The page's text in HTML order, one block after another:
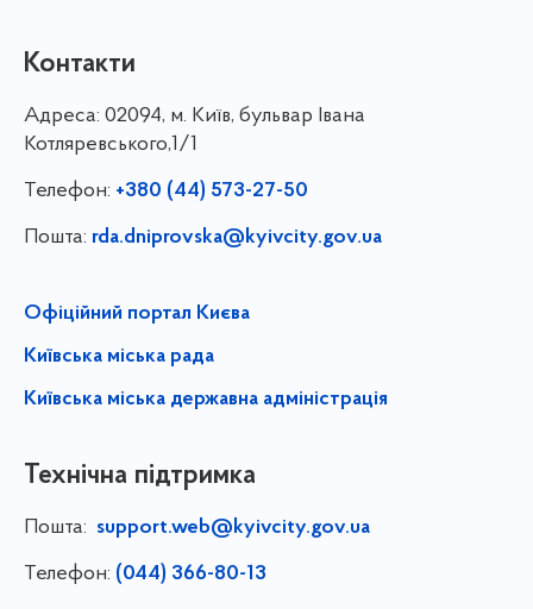
Контакти
Адреса: 02094, м. Київ, бульвар Івана
Котляревського,1/1
Телефон: +380 (44) 573-27-50
Пошта: rda.dniprovska@kyivcity.gov.ua
Офіційний портал Києва
Київська міська рада
Київська міська державна адміністрація
Технічна підтримка
Пошта: support.web@kyivcity.gov.ua
Телефон: (044) 366-80-13